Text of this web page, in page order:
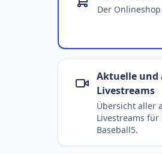
Der Onlineshop
Aktuelle und
Livestreams
Übersicht aller
Livestreams
Baseball5.